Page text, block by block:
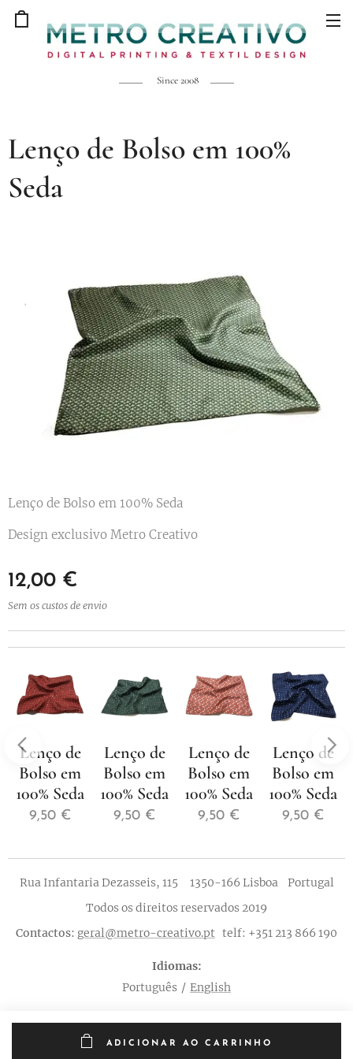
Since 2008
Lenço de Bolso em 100%
Seda
Lenço de Bolso em 100% Seda
Design exclusivo Metro Creativo
12,00 €
Sem os custos de envio
ADICIONAR AO CARRINHO
Lenço de
Bolso em
100% Seda
9,50 €
Lenço de
Bolso em
100% Seda
9,50 €
Lenço de
Bolso em
100% Seda
9,50 €
Lenço de
Bolso em
100% Seda
9,50 €
Rua Infantaria Dezasseis, 115 1350-166 Lisboa Portugal
Todos os direitos reservados 2019
Contactos: geral@metro-creativo.pt telf: +351 213 866 190
Idiomas
Português
English